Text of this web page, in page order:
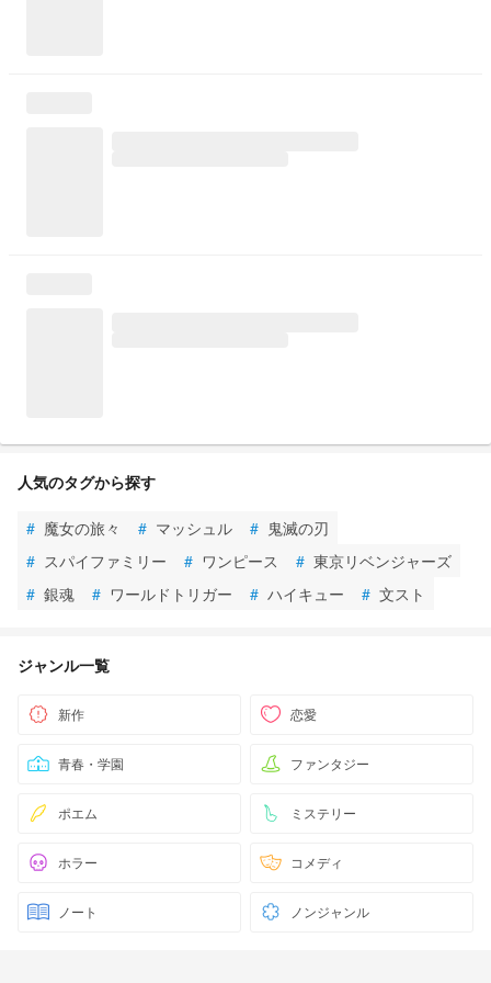
人気のタグから探す
# 魔女の旅々 # マッシュル # 鬼滅の刃
# スパイファミリー # ワンピース # 東京リベンジャーズ
# 銀魂 # ワールドトリガー # ハイキュー # 文スト
ジャンル一覧
新作 恋愛
青春・学園 ファンタジー
ポエム ミステリー
ホラー コメディ
ノート ノンジャンル